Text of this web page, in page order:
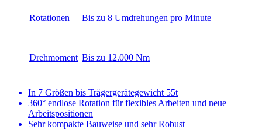
Rotationen Bis zu 8 Umdrehungen pro Minute
Drehmoment Bis zu 12.000 Nm
In 7 Größen bis Trägergerätegewicht 55t
360° endlose Rotation für flexibles Arbeiten und neue
Arbeitspositionen
Sehr kompakte Bauweise und sehr Robust